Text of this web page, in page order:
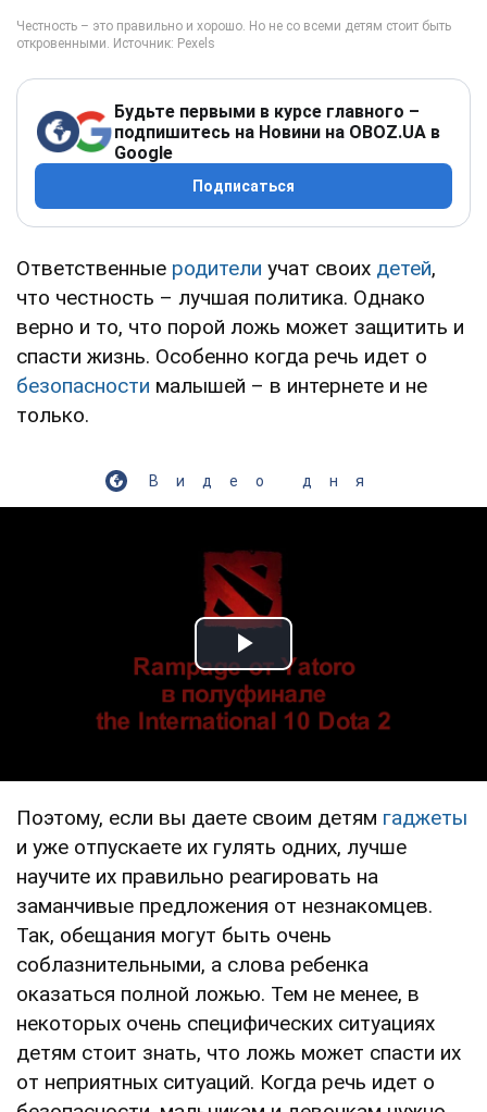
Будьте первыми в курсе главного –
подпишитесь на Новини на OBOZ.UA в
Google
Подписаться
Ответственные родители учат своих детей,
что честность – лучшая политика. Однако
верно и то, что порой ложь может защитить и
спасти жизнь. Особенно когда речь идет о
безопасности малышей – в интернете и не
только.
Видео дня
Play Video
Поэтому, если вы даете своим детям гаджеты
и уже отпускаете их гулять одних, лучше
научите их правильно реагировать на
заманчивые предложения от незнакомцев.
Так, обещания могут быть очень
соблазнительными, а слова ребенка
оказаться полной ложью. Тем не менее, в
некоторых очень специфических ситуациях
детям стоит знать, что ложь может спасти их
от неприятных ситуаций. Когда речь идет о